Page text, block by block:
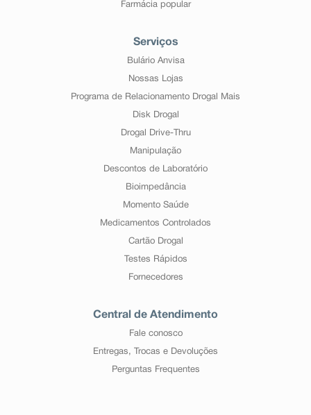
Farmácia popular
Serviços
Bulário Anvisa
Nossas Lojas
Programa de Relacionamento Drogal Mais
Disk Drogal
Drogal Drive-Thru
Manipulação
Descontos de Laboratório
Bioimpedância
Momento Saúde
Medicamentos Controlados
Cartão Drogal
Testes Rápidos
Fornecedores
Central de Atendimento
Fale conosco
Entregas, Trocas e Devoluções
Perguntas Frequentes